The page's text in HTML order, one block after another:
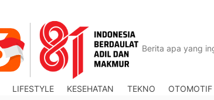
LIFESTYLE KESEHATAN TEKNO OTOMOTIF